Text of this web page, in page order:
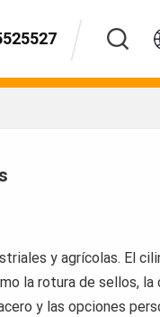
pt
y agrícolas. El
la rotura de sellos, la
y las opciones